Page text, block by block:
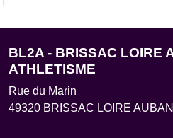
BL2A - BRISSAC LOIRE
ATHLETISME
Rue du Marin
49320 BRISSAC LOIRE